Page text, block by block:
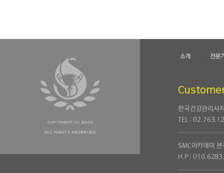
한국건강관리사
TEL :
SMC아카데미 본
H.P :